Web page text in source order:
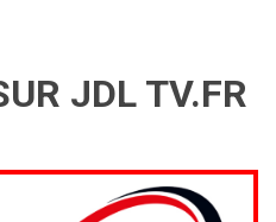
JDL TV.FR